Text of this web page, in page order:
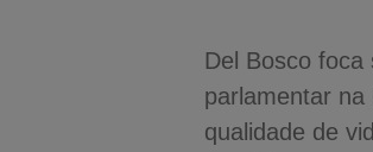
Del Bosco foca
parlamentar na
qualidade de